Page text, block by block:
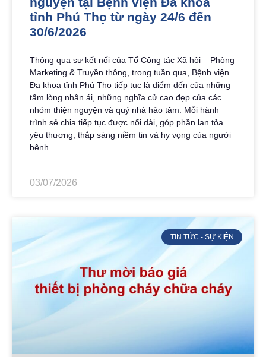
tỉnh Phú Thọ từ ngày 24/6 đến
30/6/2026
Thông qua sự kết nối của Tổ Công tác Xã hội – Phòng
Marketing & Truyền thông, trong tuần qua, Bệnh viện
Đa khoa tỉnh Phú Thọ tiếp tục là điểm đến của những
tấm lòng nhân ái, những nghĩa cử cao đẹp của các
nhóm thiện nguyện và quý nhà hảo tâm. Mỗi hành
trình sẻ chia tiếp tục được nối dài, góp phần lan tỏa
yêu thương, thắp sáng niềm tin và hy vọng của người
bệnh.
03/07/2026
TIN TỨC - SỰ KIỆN